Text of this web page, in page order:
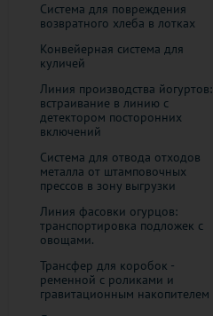
Система для повреждения
возвратного хлеба в лотках
Конвейерная система для
куличей
Линия производства йогуртов:
встраивание в линию с
детектором посторонних
включений
Cистема для отвода отходов
металла от штамповочных
прессов в зону выгрузки
Линия фасовки огурцов:
транспортировка подложек с
овощами.
Трансфер для коробок -
ременной с роликами и
гравитационным накопителем